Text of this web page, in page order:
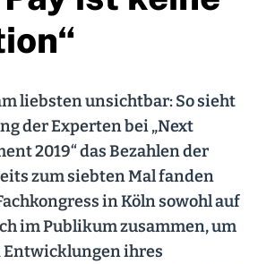
liebsten unsichtbar: So sieht
der Experten bei „Next
2019“ das Bezahlen der
zum siebten Mal fanden
in Köln sowohl auf
im Publikum zusammen, um
Entwicklungen ihres